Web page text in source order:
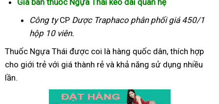
Công tyCP Dược Traphacophân phối giá 450/1
hộp 10 viên.
Thuốc Ngựa Thái được coi là hàng quốc dân, thích hợp
cho giới trẻ với giá thành rẻ và khả năng sử dụng nhiều
lần.